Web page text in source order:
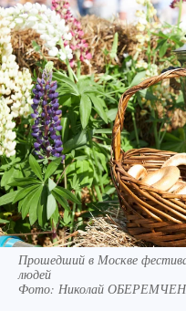
Прошедший в Москве
людей
Фото: Николай